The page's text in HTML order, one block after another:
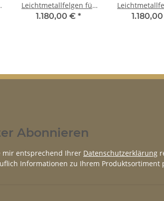
Leichtmetallfelgen für
Dodge Challenger -
1.180,00 € *
Dodge Cornet
Abonnieren
mir entsprechend Ihrer Datenschutzerklärung
Informationen zu Ihrem Produktsortiment